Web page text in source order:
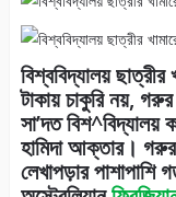
বিশ্ববিদ্যালয়
টাকায় চাকুরি নয়, গরুর
সা’দত বিশ^বিদ্যালয়
হামিদা আক্তার। গরুর
লেখাপড়ার পাশাপাশি